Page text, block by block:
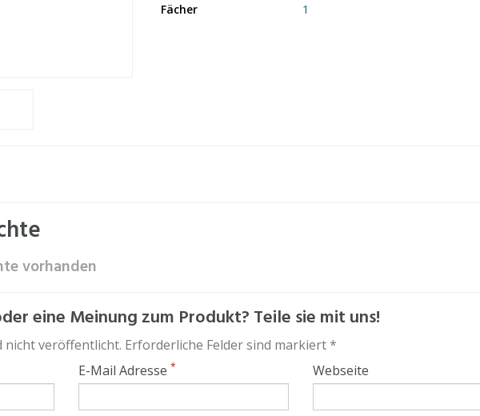
Fächer
1
vorhanden
eine Meinung zum Produkt? Teile sie mit uns!
nicht veröffentlicht. Erforderliche Felder sind markiert *
E-Mail Adresse* Webseite